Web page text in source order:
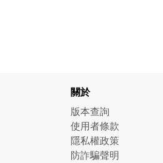
關於
版本查詢
使用者條款
隱私權政策
防詐騙聲明